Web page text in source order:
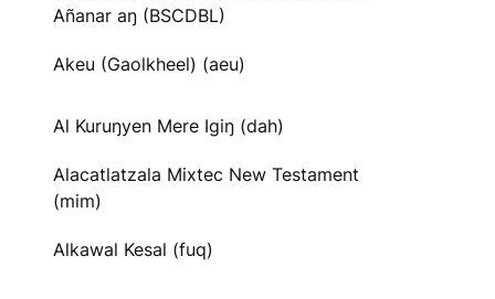
Añanar aŋ (BSCDBL)
Akeu (Gaolkheel) (aeu)
Al Kuruŋyen Mere Igiŋ (dah)
Alacatlatzala Mixtec New Testament
(mim)
Alkawal Kesal (fuq)